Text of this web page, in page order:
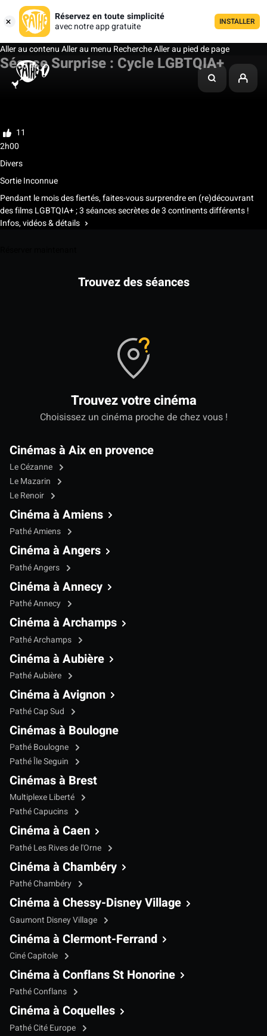
Réservez en toute simplicité
avec notre app gratuite
INSTALLER
Aller au contenuAller au menu RechercheAller au pied de page
Séance Surprise : Cycle LGBTQIA+
Ma liste
11
2h00
Divers
Sortie Inconnue
Pendant le mois des fiertés, faites-vous surprendre en (re)découvrant
des films LGBTQIA+ ; 3 séances secrètes de 3 continents différents !
Infos, vidéos & détails
Trouvez des séances
Trouvez votre cinéma
Choisissez un cinéma proche de chez vous !
Cinémas à Aix en provence
Le Cézanne
Le Mazarin
Le Renoir
Cinéma à Amiens
Pathé Amiens
Cinéma à Angers
Pathé Angers
Cinéma à Annecy
Pathé Annecy
Cinéma à Archamps
Pathé Archamps
Cinéma à Aubière
Pathé Aubière
Cinéma à Avignon
Pathé Cap Sud
Cinémas à Boulogne
Pathé Boulogne
Pathé Île Seguin
Cinémas à Brest
Multiplexe Liberté
Pathé Capucins
Cinéma à Caen
Pathé Les Rives de l'Orne
Cinéma à Chambéry
Pathé Chambéry
Cinéma à Chessy-Disney Village
Gaumont Disney Village
Cinéma à Clermont-Ferrand
Ciné Capitole
Cinéma à Conflans St Honorine
Pathé Conflans
Cinéma à Coquelles
Pathé Cité Europe